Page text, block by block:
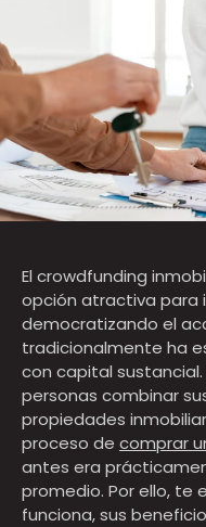
El crowdfunding
opción atractiva para
democratizando el
tradicionalmente ha
con capital
personas combinar
propiedades
proceso de comprar
antes era
promedio. Por ello, te
funciona, sus